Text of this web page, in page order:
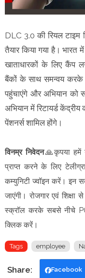
DLC 3.0 की रियल
तैयार किया गया है।
खाताधारकों के लिए कैंप
बैंकों के साथ समन्वय करके
पहुंचाएंगे और अभियान को
अभियान में रिटायर्ड
पेंशनर्स शामिल होंगे।
विनम्र निवेदन🙏कृपया हमें
प्राप्त करने के लिए
कम्युनिटी ज्वॉइन करें। इन
जाएंगी। रोजगार एवं
स्क्रॉल करके सबसे नीचे
क्लिक करें।
Tags employee
Facebook